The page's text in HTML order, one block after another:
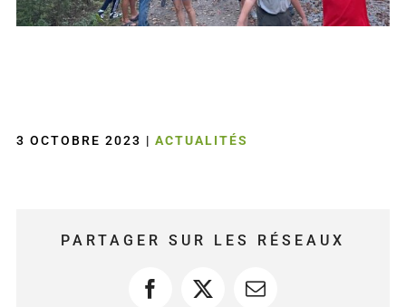
3 OCTOBRE 2023 | ACTUALITÉS
PARTAGER SUR LES RÉSEAUX
Facebook
X Courriel